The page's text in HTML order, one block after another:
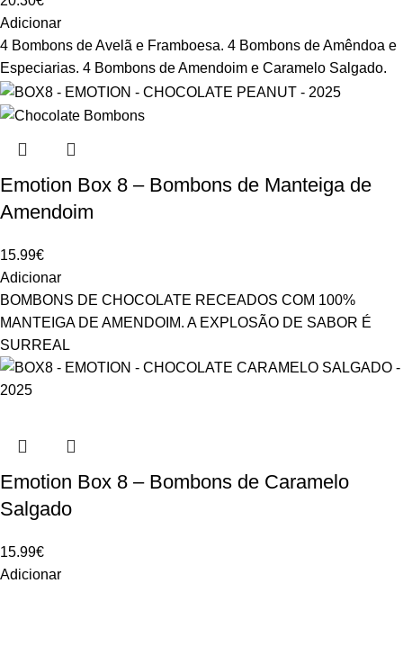
Adicionar
4 Bombons de Avelã e Framboesa. 4 Bombons de Amêndoa e
Especiarias. 4 Bombons de Amendoim e Caramelo Salgado.
Emotion Box 8 – Bombons de Manteiga de
Amendoim
15.99€
Adicionar
BOMBONS DE CHOCOLATE RECEADOS COM 100%
MANTEIGA DE AMENDOIM. A EXPLOSÃO DE SABOR É
SURREAL
Emotion Box 8 – Bombons de Caramelo
Salgado
15.99€
Adicionar